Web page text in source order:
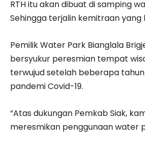
RTH itu akan dibuat di samping
Sehingga terjalin kemitraan yang
Pemilik Water Park Bianglala
bersyukur peresmian tempat
terwujud setelah beberapa
pandemi Covid-19.
“Atas dukungan Pemkab Siak,
meresmikan penggunaan water